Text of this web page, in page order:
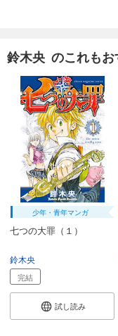
鈴木央 のこれもお
少年・青年マンガ
七つの大罪（１）
鈴木央
完結
試し読み